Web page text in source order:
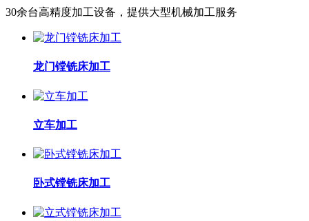
30余台高精度加工设备，提供大型机械加工服务
龙门镗铣床加工
立车加工
卧式镗铣床加工